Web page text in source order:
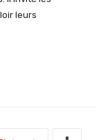
leurs